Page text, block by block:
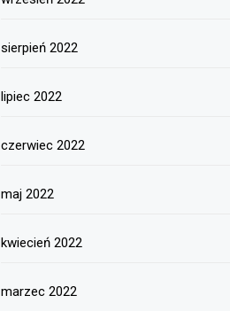
sierpień 2022
lipiec 2022
czerwiec 2022
maj 2022
kwiecień 2022
marzec 2022